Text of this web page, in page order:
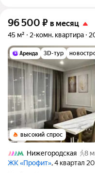
96 500 ₽ в месяц
45 м² 2-комн. квартира
3D-тур
высокий спрос
Нижегородская
8
ЖК «Профит», 4 квартал